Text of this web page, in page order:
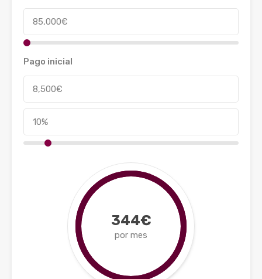
Pago inicial
344€
por mes